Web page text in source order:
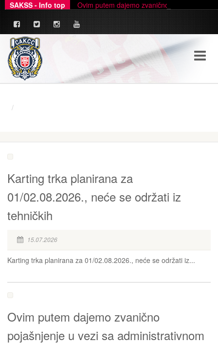
SAKSS - Info top Ovim putem dajemo zvanično pojašnjenje u
Karting trka planirana za
01/02.08.2026., neće se održati iz
tehničkih
15.07.2026
Karting trka planirana za 01/02.08.2026., neće se održati iz...
Ovim putem dajemo zvanično
pojašnjenje u vezi sa administrativnom